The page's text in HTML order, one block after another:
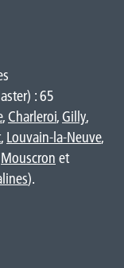
: 65
, Charleroi, Gilly,
, Louvain-la-Neuve,
Mouscron et
).